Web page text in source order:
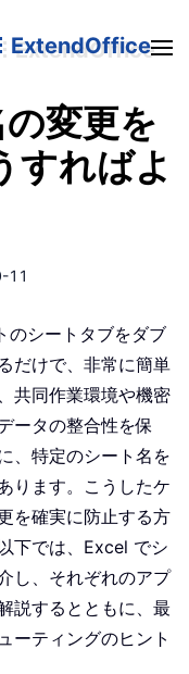
ExtendOffice
変更を
すればよ
11
シートタブをダブ
だけで、非常に簡単
共同作業環境や機密
ータの整合性を保
、特定のシート名を
ります。こうしたケ
を確実に防止する方
下では、Excel でシ
し、それぞれのアプ
説するとともに、最
ーティングのヒント